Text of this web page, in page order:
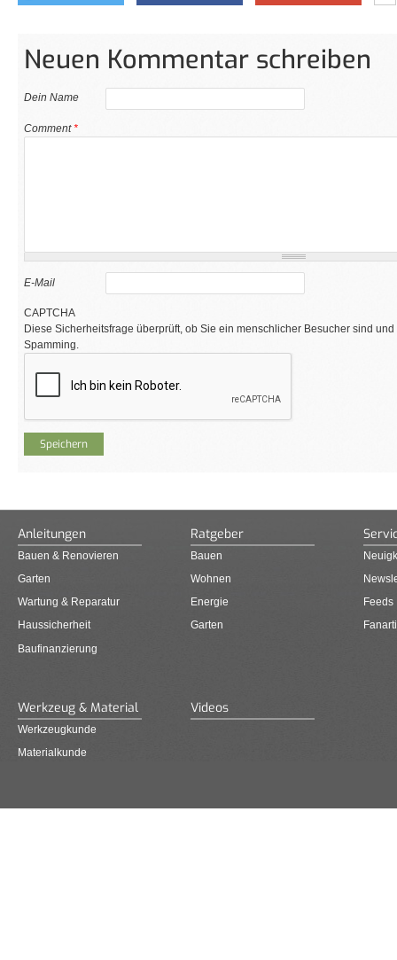
Neuen Kommentar schreiben
Dein Name
Comment*
E-Mail
CAPTCHA
Diese Sicherheitsfrage überprüft, ob Sie ein menschlicher Besucher sind
Spamming.
Anleitungen
Bauen & Renovieren
Garten
Wartung & Reparatur
Haussicherheit
Baufinanzierung
Ratgeber
Bauen
Wohnen
Energie
Garten
Feeds
Werkzeug & Material
Werkzeugkunde
Materialkunde
Videos